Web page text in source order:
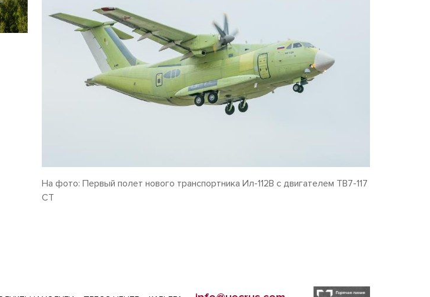
На фото: Первый полет нового транспортника Ил-112В с двигателем ТВ7-117
СТ